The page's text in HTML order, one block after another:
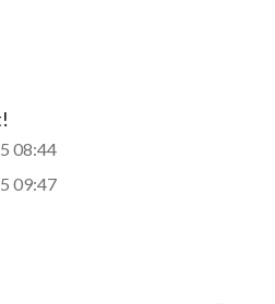
08:44
09:47